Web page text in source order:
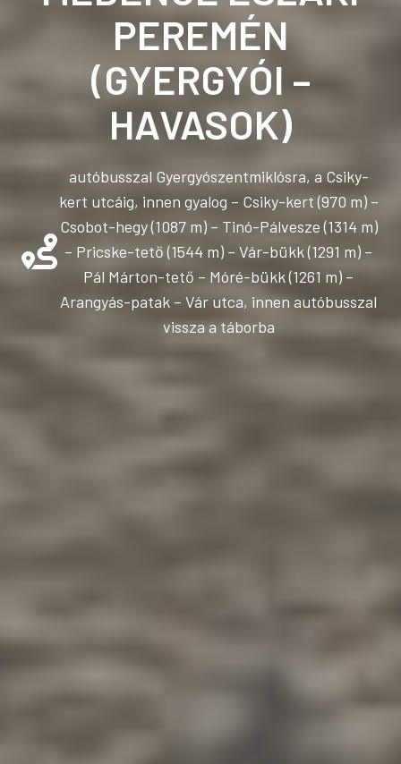
PEREMÉN
(GYERGYÓI –
HAVASOK)
autóbusszal Gyergyószentmiklósra, a Csiky-
kert utcáig, innen gyalog – Csiky-kert (970 m) –
Csobot-hegy (1087 m) – Tinó-Pálvesze (1314 m)
– Pricske-tető (1544 m) – Vár-bükk (1291 m) –
Pál Márton-tető – Móré-bükk (1261 m) –
Arangyás-patak – Vár utca, innen autóbusszal
vissza a táborba